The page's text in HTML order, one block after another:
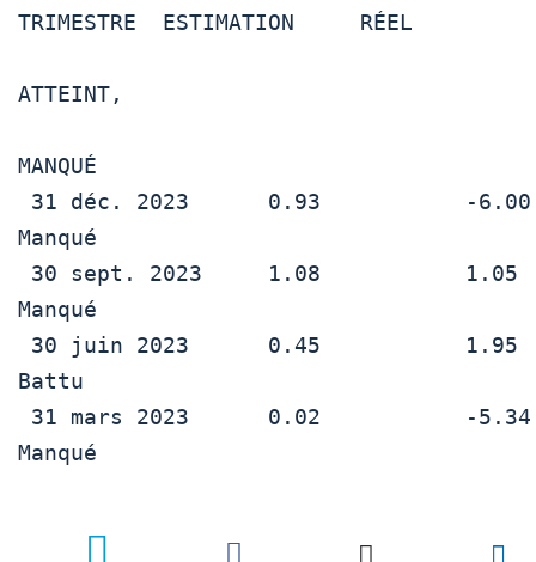
TRIMESTRE  ESTIMATION     RÉEL
ATTEINT,
MANQUÉ
Manqué
Manqué
Battu
Manqué